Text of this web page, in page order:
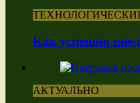
Как успешно
АКТУАЛЬНО